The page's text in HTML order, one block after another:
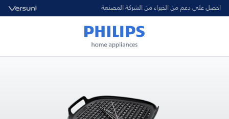
احصل على دعم من الخبراء من الشركة المصنعة